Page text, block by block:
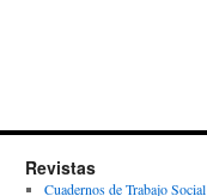
Revistas
Cuadernos de Trabajo Social